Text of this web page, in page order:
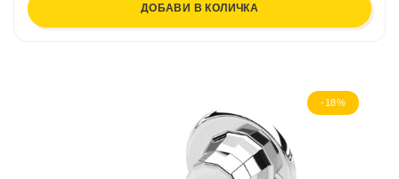
ДОБАВИ В КОЛИЧКА
-18%